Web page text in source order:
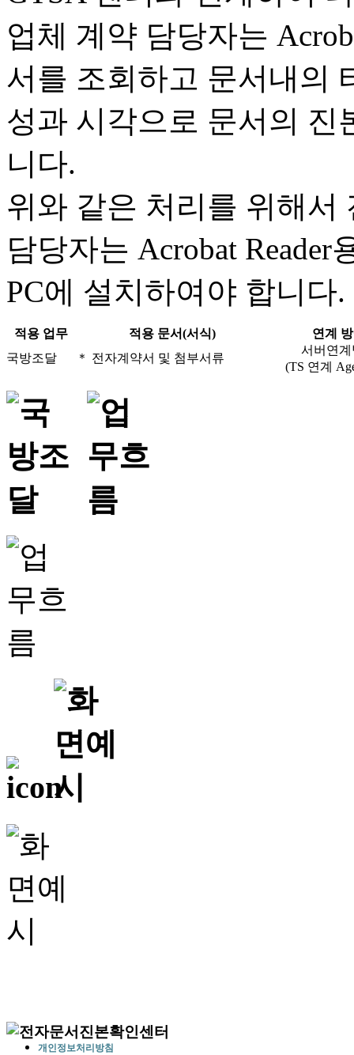
업체 계약 담당자는
서를 조회하고 문서내의
성과 시각으로 문서의 진
니다.
위와 같은 처리를 위해서
담당자는 Acrobat
PC에 설치하여야 합니다.
적용 업무 적용 문서(서식)
연계
국방조달
＊ 전자계약서 및 첨부서류
서버연계
(TS 연계
개인정보처리방침